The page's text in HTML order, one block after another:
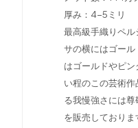
厚み：4-5ミリ
最高級手織りペ
サの横にはゴー
はゴールドやピ
い程のこの芸術
る我慢強さには
を販売しておりま